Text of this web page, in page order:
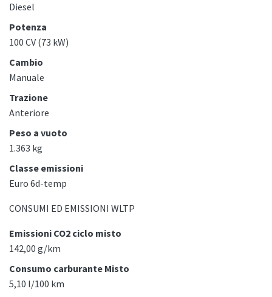
Diesel
Potenza
100 CV (73 kW)
Cambio
Manuale
Trazione
Anteriore
Peso a vuoto
1.363 kg
Classe emissioni
Euro 6d-temp
CONSUMI ED EMISSIONI WLTP
Emissioni CO2 ciclo misto
142,00 g/km
Consumo carburante Misto
5,10 l/100 km